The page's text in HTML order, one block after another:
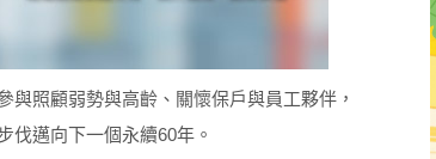
照顧弱勢與高齡、關懷保戶與員工夥伴，
伐邁向下一個永續60年。